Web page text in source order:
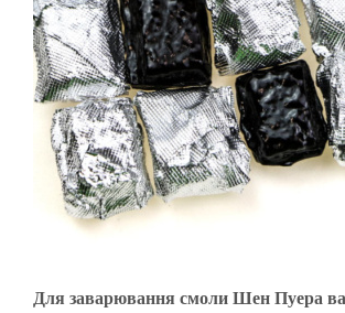
Для заварювання смоли Шен Пуера